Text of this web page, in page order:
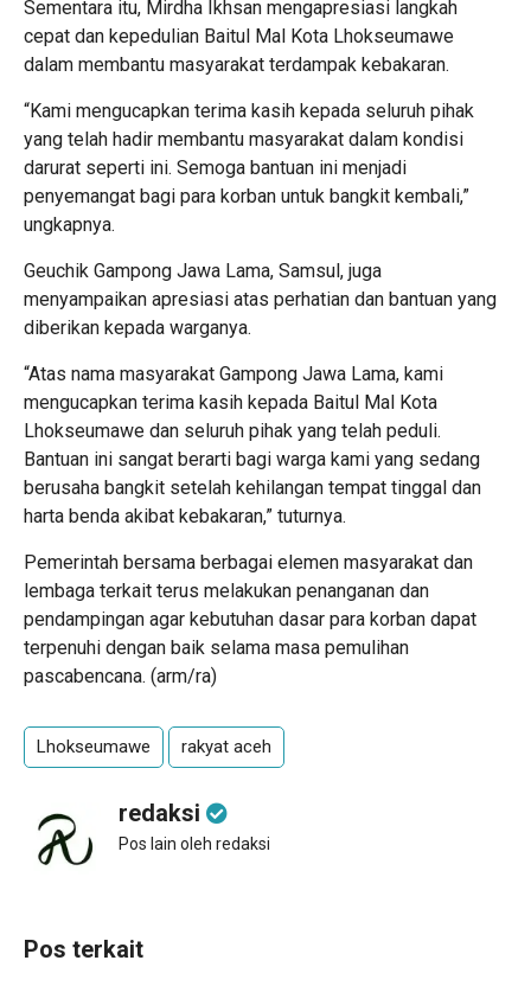
Sementara itu, Mirdha Ikhsan mengapresiasi langkah
cepat dan kepedulian Baitul Mal Kota Lhokseumawe
dalam membantu masyarakat terdampak kebakaran.
“Kami mengucapkan terima kasih kepada seluruh pihak
yang telah hadir membantu masyarakat dalam kondisi
darurat seperti ini. Semoga bantuan ini menjadi
penyemangat bagi para korban untuk bangkit kembali,”
ungkapnya.
Geuchik Gampong Jawa Lama, Samsul, juga
menyampaikan apresiasi atas perhatian dan bantuan yang
diberikan kepada warganya.
“Atas nama masyarakat Gampong Jawa Lama, kami
mengucapkan terima kasih kepada Baitul Mal Kota
Lhokseumawe dan seluruh pihak yang telah peduli.
Bantuan ini sangat berarti bagi warga kami yang sedang
berusaha bangkit setelah kehilangan tempat tinggal dan
harta benda akibat kebakaran,” tuturnya.
Pemerintah bersama berbagai elemen masyarakat dan
lembaga terkait terus melakukan penanganan dan
pendampingan agar kebutuhan dasar para korban dapat
terpenuhi dengan baik selama masa pemulihan
pascabencana. (arm/ra)
Lhokseumawe rakyat aceh
redaksi
Pos lain oleh redaksi
Pos terkait